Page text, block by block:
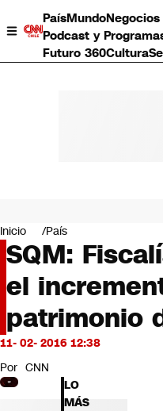
PaísMundoNegocios
Podcast y
Futuro 360Cultura
Negocios
Deportes
Programas completos
Cultura
Servicios
Bits
CNN tiempo
Futuro 360
Opinión
Inicio País
SQM:
el
patrimonio
11- 02- 2016 12:38
Por CNN
LO
MÁS